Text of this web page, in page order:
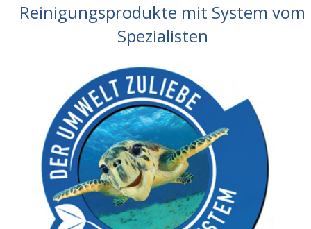
Reinigungsprodukte mit System vom
Spezialisten